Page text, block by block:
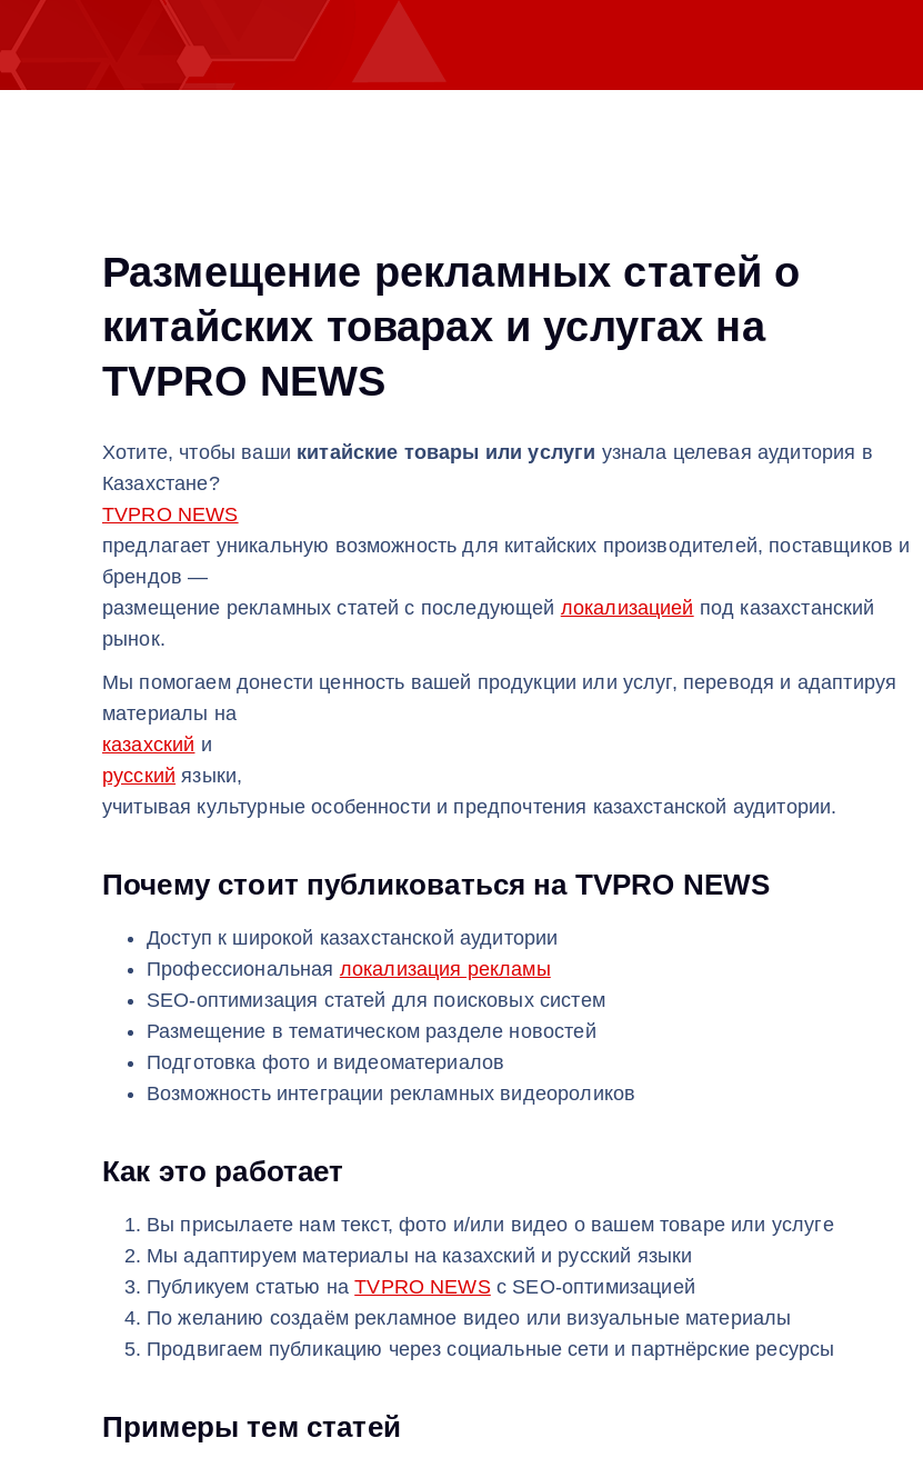
у
Размещение рекламных статей о
китайских товарах и услугах на
TVPRO NEWS
Хотите, чтобы ваши китайские товары или услуги узнала целевая аудитория в
Казахстане?
TVPRO NEWS
предлагает уникальную возможность для китайских производителей, поставщиков и
брендов —
размещение рекламных статей с последующей локализацией под казахстанский
рынок.
Мы помогаем донести ценность вашей продукции или услуг, переводя и адаптируя
материалы на
казахский и
русский языки,
учитывая культурные особенности и предпочтения казахстанской аудитории.
Почему стоит публиковаться на TVPRO NEWS
Доступ к широкой казахстанской аудитории
Профессиональная локализация рекламы
SEO‑оптимизация статей для поисковых систем
Размещение в тематическом разделе новостей
Подготовка фото и видеоматериалов
Возможность интеграции рекламных видеороликов
Как это работает
Вы присылаете нам текст, фото и/или видео о вашем товаре или услуге
Мы адаптируем материалы на казахский и русский языки
Публикуем статью наTVPRO NEWSс SEO‑оптимизацией
По желанию создаём рекламное видео или визуальные материалы
Продвигаем публикацию через социальные сети и партнёрские ресурсы
Примеры тем статей